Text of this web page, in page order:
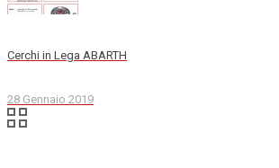
Cerchi in Lega ABARTH
28 Gennaio 2019